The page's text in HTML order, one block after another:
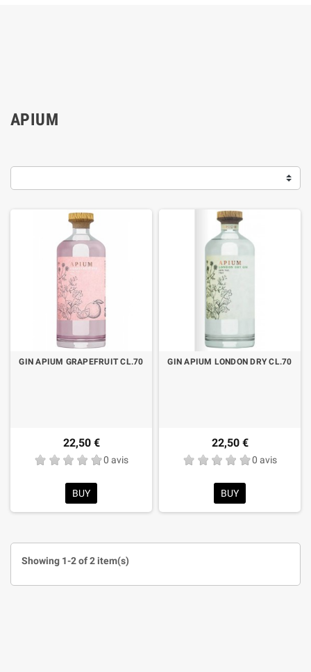
APIUM
GIN APIUM GRAPEFRUIT CL.70
22,50 €
0 avis
BUY
GIN APIUM LONDON DRY CL.70
22,50 €
0 avis
BUY
Showing 1-2 of 2 item(s)